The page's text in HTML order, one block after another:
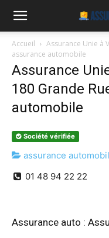
Accueil
Assurance Unie à
assurance automobile
Assurance
180 Grande
automobile
Société vérifiée
assurance
01 48 94 22 22
Assurance auto :